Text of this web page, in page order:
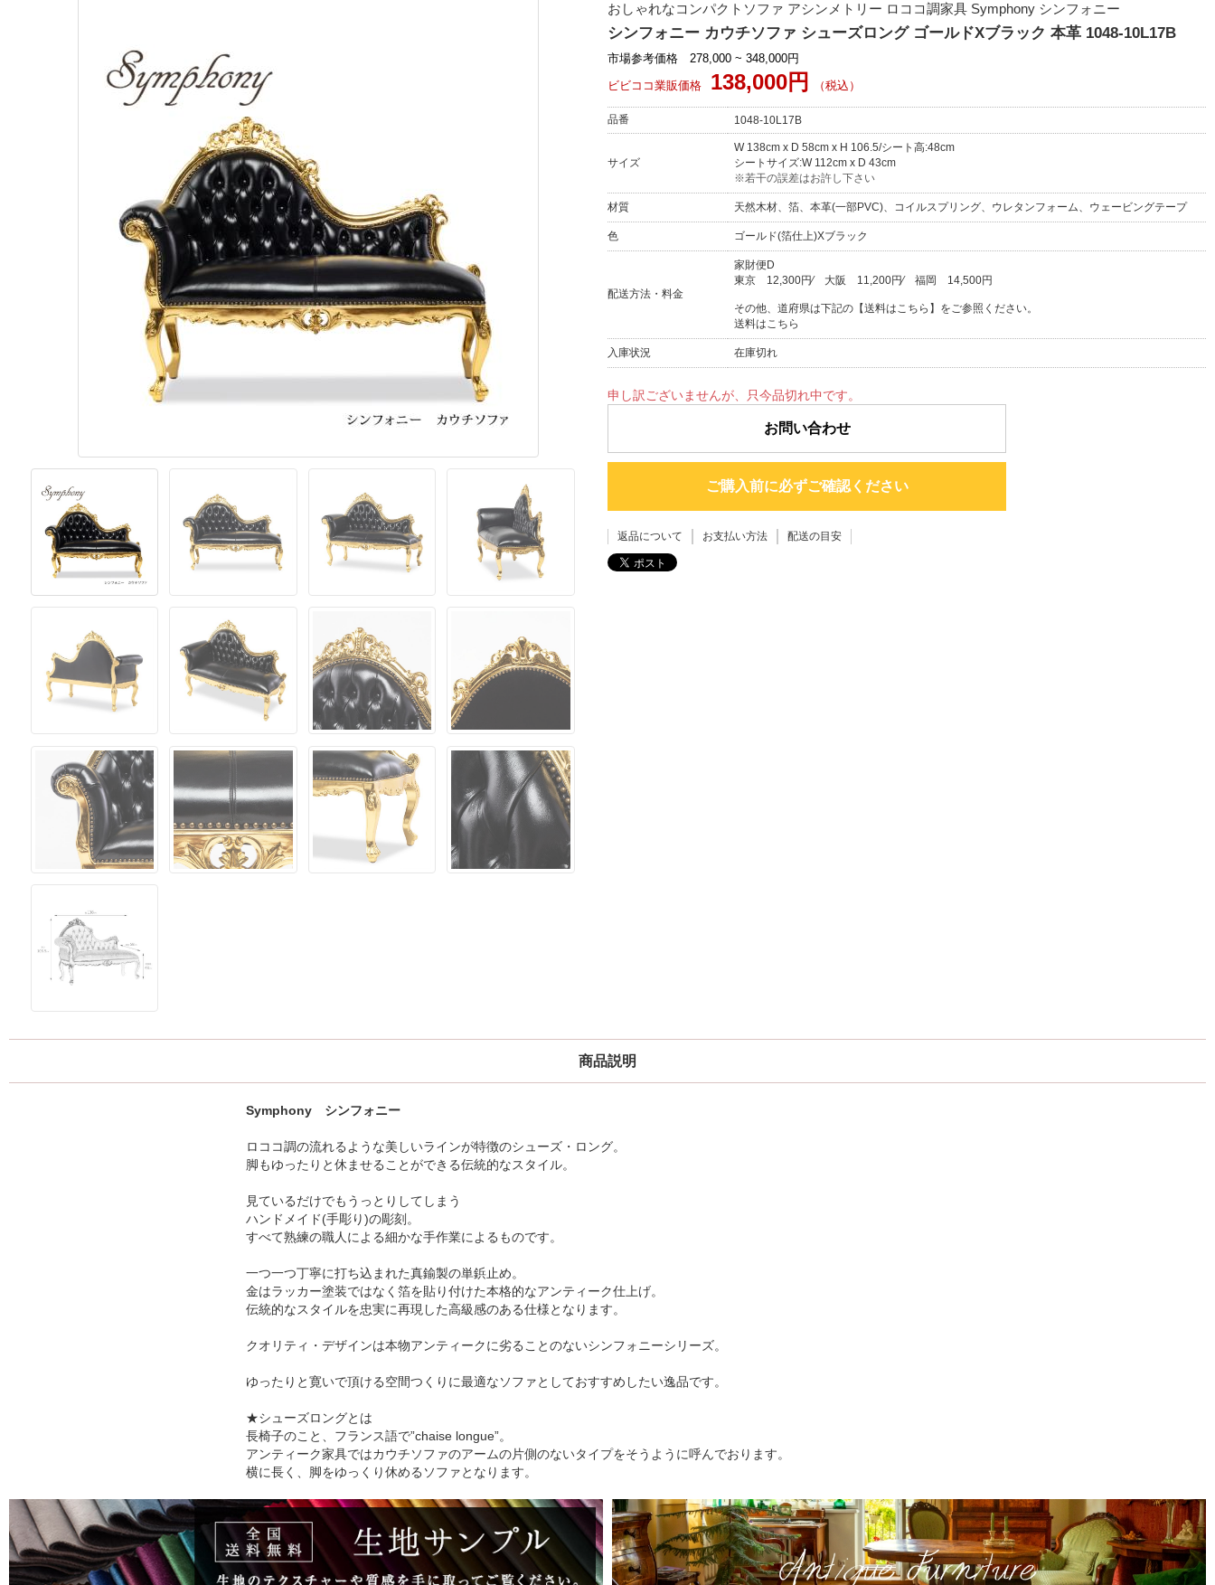
おしゃれなコンパクトソファ アシンメトリー ロココ調家具 Symphony シンフォニー
シンフォニー カウチソファ シューズロング ゴールドXブラック 本革 1048-10L17B
市場参考価格 278,000 ~ 348,000円
ビビココ業販価格
138,000円 （税込）
品番 1048-10L17B
サイズ
W 138cm x D 58cm x H 106.5/シート高:48cm
シートサイズ:W 112cm x D 43cm
※若干の誤差はお許し下さい
材質 天然木材、箔、本革(一部PVC)、コイルスプリング、ウレタンフォーム、ウェービングテープ
色 ゴールド(箔仕上)Xブラック
配送方法・料金
家財便D
東京
12,300円⁄ 大阪 11,200円⁄ 福岡 14,500円
その他、道府県は下記の【送料はこちら】をご参照ください。
送料はこちら
入庫状況 在庫切れ
申し訳ございませんが、只今品切れ中です。
お問い合わせ
ご購入前に必ずご確認ください
返品について お支払い方法 配送の目安
商品説明
Symphony シンフォニー
ロココ調の流れるような美しいラインが特徴のシューズ・ロング。
脚もゆったりと休ませることができる伝統的なスタイル。
見ているだけでもうっとりしてしまう
ハンドメイド(手彫り)の彫刻。
すべて熟練の職人による細かな手作業によるものです。
一つ一つ丁寧に打ち込まれた真鍮製の単鋲止め。
金はラッカー塗装ではなく箔を貼り付けた本格的なアンティーク仕上げ。
伝統的なスタイルを忠実に再現した高級感のある仕様となります。
クオリティ・デザインは本物アンティークに劣ることのないシンフォニーシリーズ。
ゆったりと寛いで頂ける空間つくりに最適なソファとしておすすめしたい逸品です。
★シューズロングとは
長椅子のこと、フランス語で”chaise longue”。
アンティーク家具ではカウチソファのアームの片側のないタイプをそうように呼んでおります。
横に長く、脚をゆっくり休めるソファとなります。